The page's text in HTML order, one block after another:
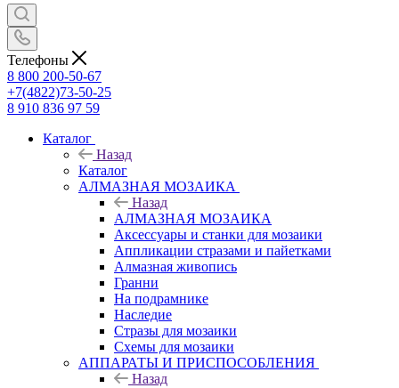
Телефоны
8 800 200-50-67
+7(4822)73-50-25
8 910 836 97 59
Каталог
Назад
Каталог
АЛМАЗНАЯ МОЗАИКА
Назад
АЛМАЗНАЯ МОЗАИКА
Аксессуары и станки для мозаики
Аппликации стразами и пайетками
Алмазная живопись
Гранни
На подрамнике
Наследие
Стразы для мозаики
Схемы для мозаики
АППАРАТЫ И ПРИСПОСОБЛЕНИЯ
Назад